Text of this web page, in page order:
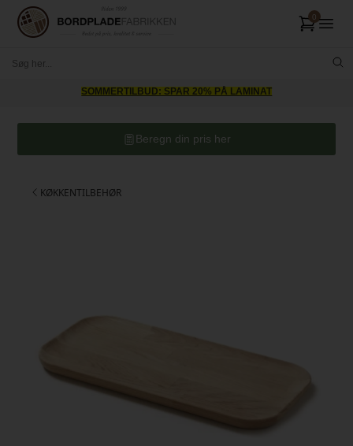
SOMMERTILBUD: SPAR 20% PÅ LAMINAT
Beregn din pris her
KØKKENTILBEHØR